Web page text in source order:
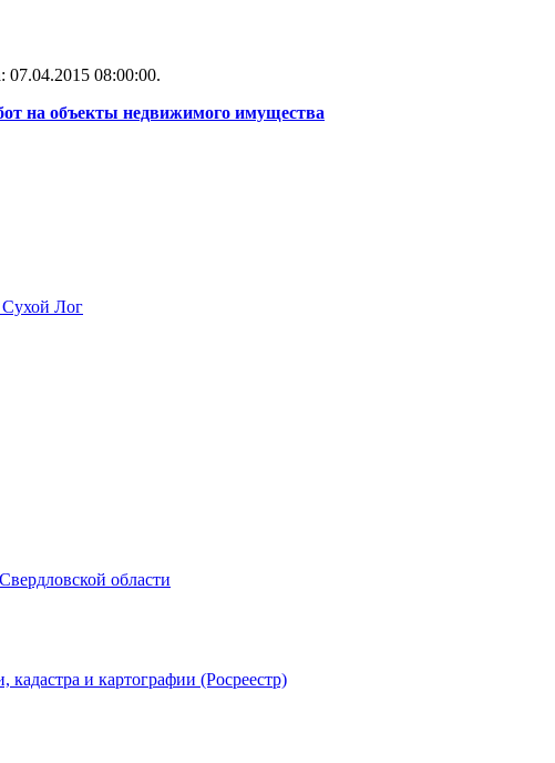
07.04.2015 08:00:00.
на объекты недвижимого имущества
Лог
области
кадастра и картографии (Росреестр)